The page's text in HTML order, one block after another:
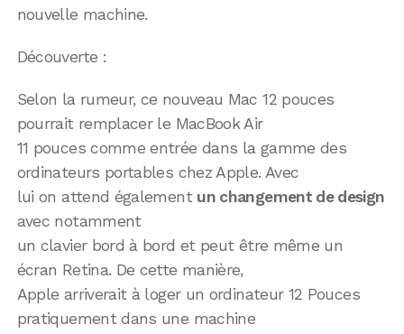
nouvelle machine.
Découverte :
Selon la rumeur, ce nouveau Mac 12 pouces
pourrait remplacer le MacBook Air
11 pouces comme entrée dans la gamme des
ordinateurs portables chez Apple. Avec
lui on attend également un changement de design
avec notamment
un clavier bord à bord et peut être même un
écran Retina. De cette manière,
Apple arriverait à loger un ordinateur 12 Pouces
pratiquement dans une machine